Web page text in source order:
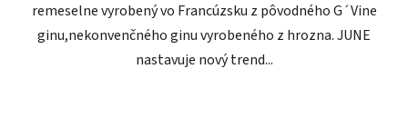
remeselne vyrobený vo Francúzsku z pôvodného G´Vine
ginu,nekonvenčného ginu vyrobeného z hrozna. JUNE
nastavuje nový trend...